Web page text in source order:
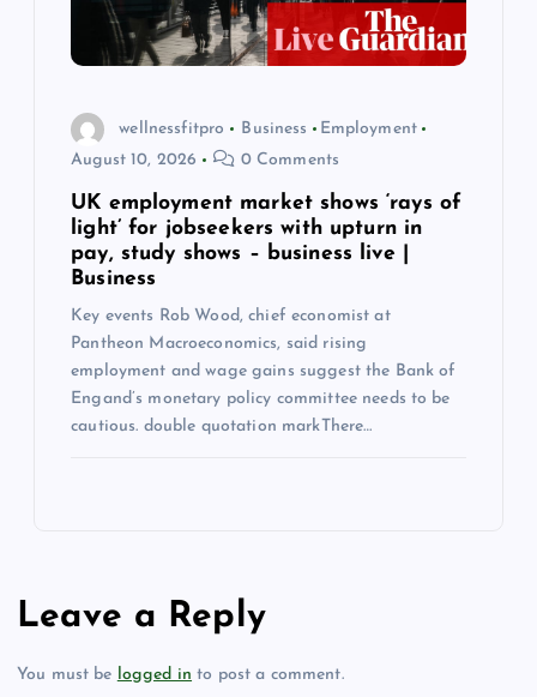
wellnessfitpro Business
Employment
August 10, 2026
0 Comments
UK employment market shows ‘rays of
light’ for jobseekers with upturn in
pay, study shows – business live |
Business
Key events Rob Wood, chief economist at
Pantheon Macroeconomics, said rising
employment and wage gains suggest the Bank of
Engand’s monetary policy committee needs to be
cautious. double quotation markThere…
Leave a Reply
You must be logged in to post a comment.